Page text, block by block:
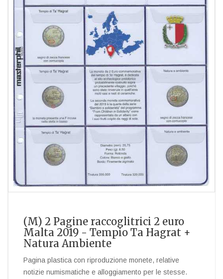
(M) 2 Pagine raccoglitrici 2 euro
Malta 2019 - Tempio Ta Hagrat +
Natura Ambiente
Pagina plastica con riproduzione monete, relative
notizie numismatiche e alloggiamento per le stesse.